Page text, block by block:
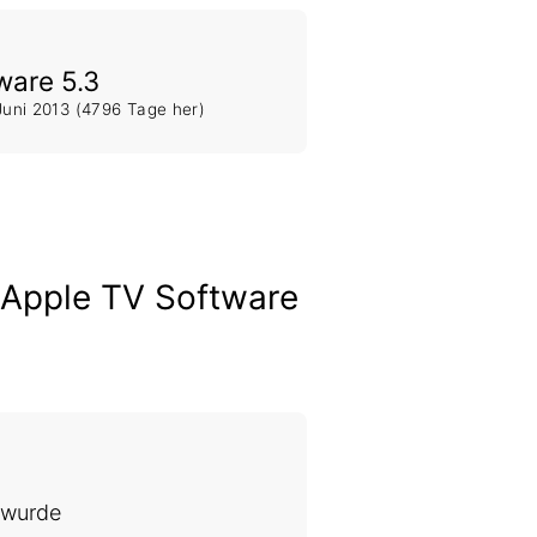
5.3
2013 (4796 Tage her)
TV Software